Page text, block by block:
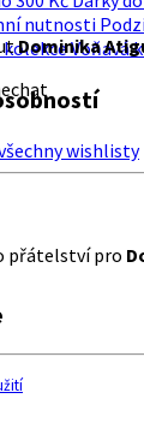
Voňavá
wishlisty
Dominika
přátelství pro